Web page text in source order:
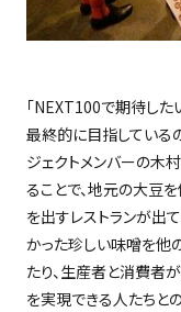
「NEXT100で期待した
最終的に目指している
ジェクトメンバーの木
ることで、地元の大豆
を出すレストランが出
かった珍しい味噌を他
たり、生産者と消費者
を実現できる人たちと